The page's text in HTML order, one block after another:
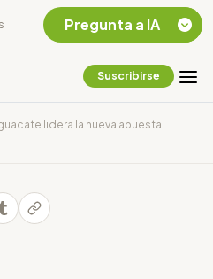
Suscribirse
lidera la nueva apuesta
Pregunta a IA
Chevron Ecuador